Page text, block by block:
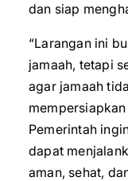
dan siap
“Larangan ini
jamaah, tetapi
agar jamaah
Pemerintah
dapat
aman, sehat,